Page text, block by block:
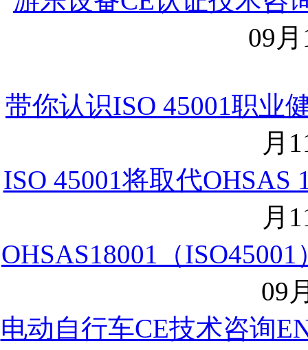
09
带你认识ISO 45001职业
月
ISO 45001将取代OHSAS
月
OHSAS18001（
09
电动自行车CE技术咨询